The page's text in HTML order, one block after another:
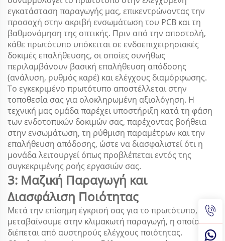
εγκατάσταση παραγωγής μας, επικεντρώνοντας την
προσοχή στην ακριβή ενσωμάτωση του PCB και τη
βαθμονόμηση της οπτικής. Πριν από την αποστολή,
κάθε πρωτότυπο υπόκειται σε ενδοεπιχειρησιακές
δοκιμές επαλήθευσης, οι οποίες συνήθως
περιλαμβάνουν βασική επαλήθευση απόδοσης
(ανάλυση, ρυθμός καρέ) και ελέγχους διαμόρφωσης.
Το εγκεκριμένο πρωτότυπο αποστέλλεται στην
τοποθεσία σας για ολοκληρωμένη αξιολόγηση. Η
τεχνική μας ομάδα παρέχει υποστήριξη κατά τη φάση
των ενδοτοπικών δοκιμών σας, παρέχοντας βοήθεια
στην ενσωμάτωση, τη ρύθμιση παραμέτρων και την
επαλήθευση απόδοσης, ώστε να διασφαλιστεί ότι η
μονάδα λειτουργεί όπως προβλέπεται εντός της
συγκεκριμένης ροής εργασιών σας.
3: Μαζική Παραγωγή και
Διασφάλιση Ποιότητας
Μετά την επίσημη έγκρισή σας για το πρωτότυπο,
μεταβαίνουμε στην κλιμακωτή παραγωγή, η οποία
διέπεται από αυστηρούς ελέγχους ποιότητας.